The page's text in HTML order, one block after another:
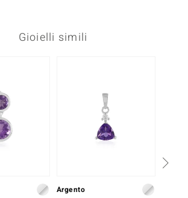
Gioielli simili
Argento